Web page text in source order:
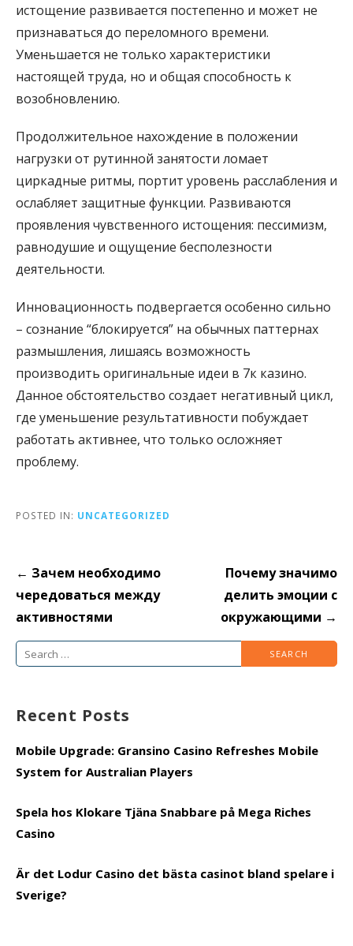
истощение развивается постепенно и может не
признаваться до переломного времени.
Уменьшается не только характеристики
настоящей труда, но и общая способность к
возобновлению.
Продолжительное нахождение в положении
нагрузки от рутинной занятости ломает
циркадные ритмы, портит уровень расслабления и
ослабляет защитные функции. Развиваются
проявления чувственного истощения: пессимизм,
равнодушие и ощущение бесполезности
деятельности.
Инновационность подвергается особенно сильно
– сознание “блокируется” на обычных паттернах
размышления, лишаясь возможность
производить оригинальные идеи в 7к казино.
Данное обстоятельство создает негативный цикл,
где уменьшение результативности побуждает
работать активнее, что только осложняет
проблему.
POSTED IN: UNCATEGORIZED
Post
navigation
← Зачем необходимо
чередоваться между
активностями
Почему значимо
делить эмоции с
окружающими →
Search
Recent Posts
Mobile Upgrade: Gransino Casino Refreshes Mobile
System for Australian Players
Spela hos Klokare Tjäna Snabbare på Mega Riches
Casino
Är det Lodur Casino det bästa casinot bland spelare i
Sverige?